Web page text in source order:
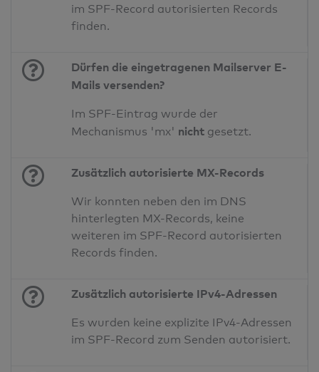
im SPF-Record autorisierten Records
finden.
Dürfen die eingetragenen Mailserver E-
Mails versenden?
Im SPF-Eintrag wurde der
Mechanismus 'mx' nicht gesetzt.
Zusätzlich autorisierte MX-Records
Wir konnten neben den im DNS
hinterlegten MX-Records, keine
weiteren im SPF-Record autorisierten
Records finden.
Zusätzlich autorisierte IPv4-Adressen
Es wurden keine explizite IPv4-Adressen
im SPF-Record zum Senden autorisiert.